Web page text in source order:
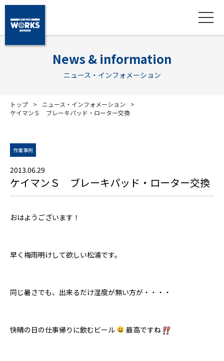
News & information
ニュース・インフォメーション
トップ
ニュース・インフォメーション
ケイマンＳ ブレーキパッド・ローター交換
作業事例
2013.06.29
ケイマンＳ ブレーキパッド・ローター交換
おはようございます！
早く梅雨明けして欲しい松浦です。
同じ暑さでも、出来るだけ湿度が無い方が・・・・
快晴の日の仕事帰りに飲むビール 最高ですね